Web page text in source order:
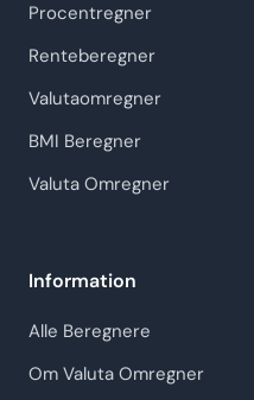
Procentregner
Renteberegner
Valutaomregner
BMI Beregner
Valuta Omregner
Information
Alle Beregnere
Om Valuta Omregner